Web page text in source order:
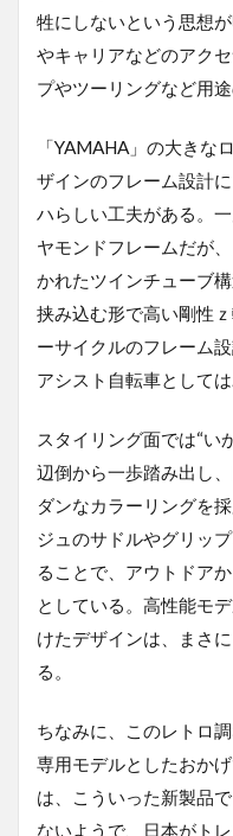
牲にしないという思想
やキャリアなどのアク
プやツーリングなど用途
「YAMAHA」の大きな
ザインのフレーム設計
ハらしい工夫がある。
ヤモンドフレームだが
かれたツインチューブ
挟み込む形で高い剛性
ーサイクルのフレーム
アシスト自転車として
スタイリング面では“い
辺倒から一歩踏み出し
ダンなカラーリングを
ジュのサドルやグリッ
ることで、アウトドア
としている。高性能モ
けたデザインは、まさ
る。
ちなみに、このレトロ
専用モデルとしたおか
は、こういった新製品
ないようで、日本がト